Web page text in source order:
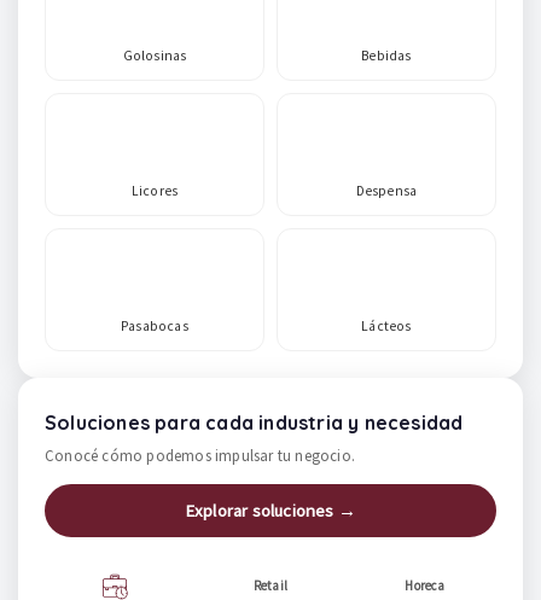
Golosinas Bebidas
Licores Despensa
Pasabocas Lácteos
Soluciones para cada industria y necesidad
Conocé cómo podemos impulsar tu negocio.
Explorar soluciones →
Retail Horeca